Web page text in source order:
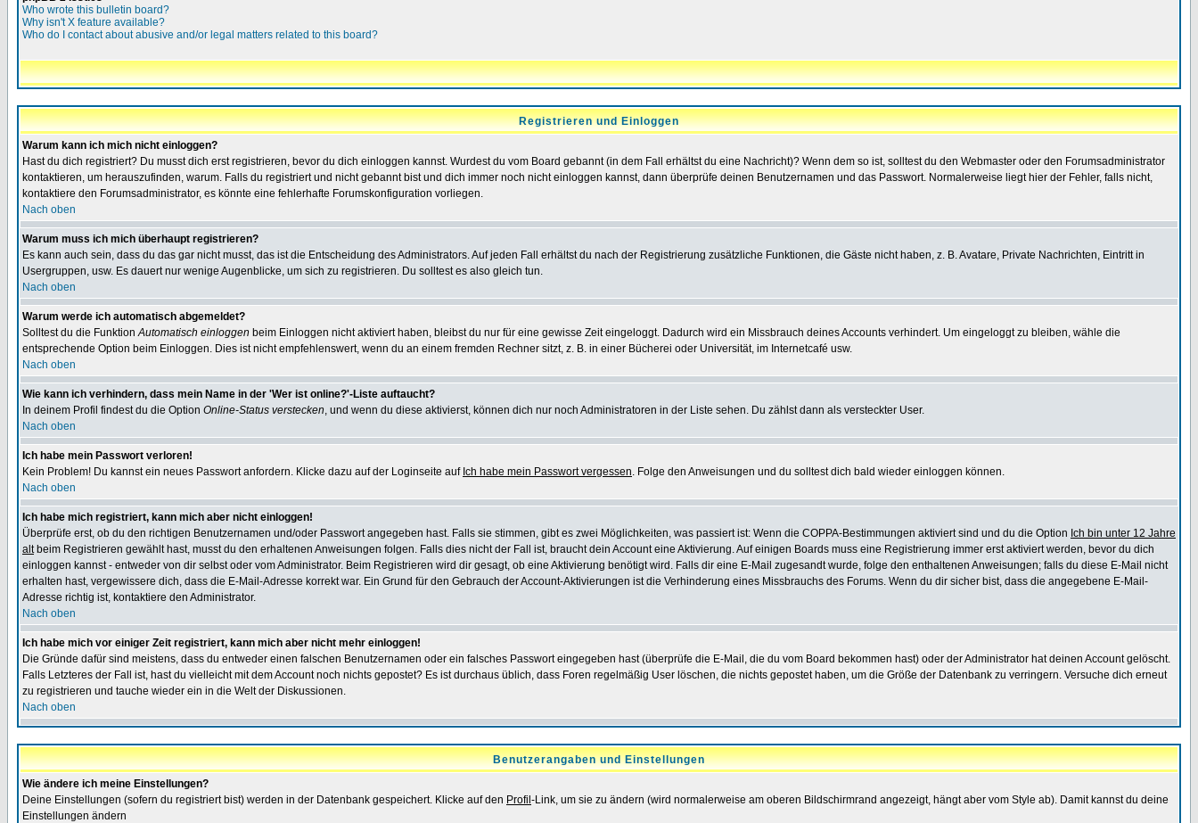
Who wrote this bulletin board?
Why isn't X feature available?
Who do I contact about abusive and/or legal matters related to this board?
Registrieren und Einloggen
Warum kann ich mich nicht einloggen?
Hast du dich registriert? Du musst dich erst registrieren, bevor du dich einloggen kannst. Wurdest du vom Board gebannt (in dem Fall erhältst du eine Nachricht)? Wenn dem so ist, solltest du den Webmaster oder den Forumsadministrator
kontaktieren, um herauszufinden, warum. Falls du registriert und nicht gebannt bist und dich immer noch nicht einloggen kannst, dann überprüfe deinen Benutzernamen und das Passwort. Normalerweise liegt hier der Fehler, falls nicht,
kontaktiere den Forumsadministrator, es könnte eine fehlerhafte Forumskonfiguration vorliegen.
Nach oben
Warum muss ich mich überhaupt registrieren?
Es kann auch sein, dass du das gar nicht musst, das ist die Entscheidung des Administrators. Auf jeden Fall erhältst du nach der Registrierung zusätzliche Funktionen, die Gäste nicht haben, z. B. Avatare, Private Nachrichten, Eintritt in
Usergruppen, usw. Es dauert nur wenige Augenblicke, um sich zu registrieren. Du solltest es also gleich tun.
Nach oben
Warum werde ich automatisch abgemeldet?
Solltest du die FunktionAutomatisch einloggen beim Einloggen nicht aktiviert haben, bleibst du nur für eine gewisse Zeit eingeloggt. Dadurch wird ein Missbrauch deines Accounts verhindert. Um eingeloggt zu bleiben, wähle die
entsprechende Option beim Einloggen. Dies ist nicht empfehlenswert, wenn du an einem fremden Rechner sitzt, z. B. in einer Bücherei oder Universität, im Internetcafé usw.
Nach oben
Wie kann ich verhindern, dass mein Name in der 'Wer ist online?'-Liste auftaucht?
In deinem Profil findest du die Option Online-Status verstecken, und wenn du diese aktivierst, können dich nur noch Administratoren in der Liste sehen. Du zählst dann als versteckter User.
Nach oben
Ich habe mein Passwort verloren!
Kein Problem! Du kannst ein neues Passwort anfordern. Klicke dazu auf der Loginseite auf Ich habe mein Passwort vergessen. Folge den Anweisungen und du solltest dich bald wieder einloggen können.
Nach oben
Ich habe mich registriert, kann mich aber nicht einloggen!
Überprüfe erst, ob du den richtigen Benutzernamen und/oder Passwort angegeben hast. Falls sie stimmen, gibt es zwei Möglichkeiten, was passiert ist: Wenn die COPPA-Bestimmungen aktiviert sind und du die Option Ich bin unter 12 Jahre
altbeim Registrieren gewählt hast, musst du den erhaltenen Anweisungen folgen. Falls dies nicht der Fall ist, braucht dein Account eine Aktivierung. Auf einigen Boards muss eine Registrierung immer erst aktiviert werden, bevor du dich
einloggen kannst - entweder von dir selbst oder vom Administrator. Beim Registrieren wird dir gesagt, ob eine Aktivierung benötigt wird. Falls dir eine E-Mail zugesandt wurde, folge den enthaltenen Anweisungen; falls du diese E-Mail nicht
erhalten hast, vergewissere dich, dass die E-Mail-Adresse korrekt war. Ein Grund für den Gebrauch der Account-Aktivierungen ist die Verhinderung eines Missbrauchs des Forums. Wenn du dir sicher bist, dass die angegebene E-Mail-
Adresse richtig ist, kontaktiere den Administrator.
Nach oben
Ich habe mich vor einiger Zeit registriert, kann mich aber nicht mehr einloggen!
Die Gründe dafür sind meistens, dass du entweder einen falschen Benutzernamen oder ein falsches Passwort eingegeben hast (überprüfe die E-Mail, die du vom Board bekommen hast) oder der Administrator hat deinen Account gelöscht.
Falls Letzteres der Fall ist, hast du vielleicht mit dem Account noch nichts gepostet? Es ist durchaus üblich, dass Foren regelmäßig User löschen, die nichts gepostet haben, um die Größe der Datenbank zu verringern. Versuche dich erneut
zu registrieren und tauche wieder ein in die Welt der Diskussionen.
Nach oben
Benutzerangaben und Einstellungen
Wie ändere ich meine Einstellungen?
Deine Einstellungen (sofern du registriert bist) werden in der Datenbank gespeichert. Klicke auf den Profil -Link, um sie zu ändern (wird normalerweise am oberen Bildschirmrand angezeigt, hängt aber vom Style ab). Damit kannst du deine
Einstellungen ändern